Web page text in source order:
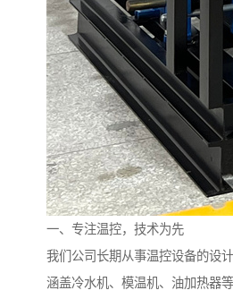
一、专注温控，技术为先
我们公司长期从事温控设备的设
涵盖冷水机、模温机、油加热器